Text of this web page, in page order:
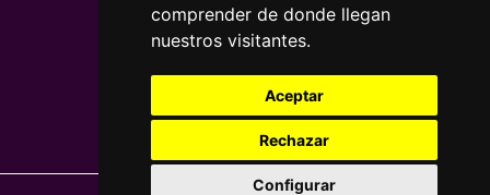
comprender de donde llegan
nuestros visitantes.
Aceptar
Rechazar
Configurar